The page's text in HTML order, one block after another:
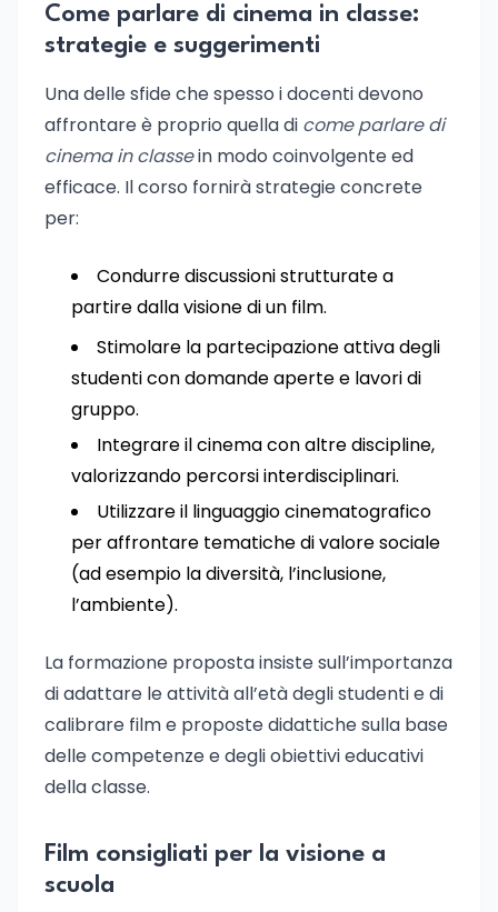
Come parlare di cinema in classe:
strategie e suggerimenti
Una delle sfide che spesso i docenti devono
affrontare è proprio quella di come parlare di
cinema in classein modo coinvolgente ed
efficace. Il corso fornirà strategie concrete
per:
Condurre discussioni strutturate a
partire dalla visione di un film.
Stimolare la partecipazione attiva degli
studenti con domande aperte e lavori di
gruppo.
Integrare il cinema con altre discipline,
valorizzando percorsi interdisciplinari.
Utilizzare il linguaggio cinematografico
per affrontare tematiche di valore sociale
(ad esempio la diversità, l’inclusione,
l’ambiente).
La formazione proposta insiste sull’importanza
di adattare le attività all’età degli studenti e di
calibrare film e proposte didattiche sulla base
delle competenze e degli obiettivi educativi
della classe.
Film consigliati per la visione a
scuola